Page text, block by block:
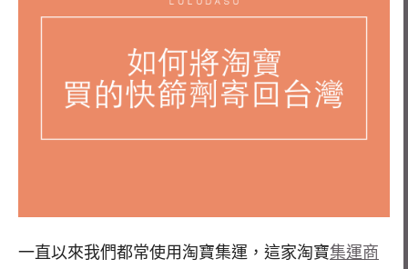
一直以來我們都常使用淘寶集運，這家淘寶集運商